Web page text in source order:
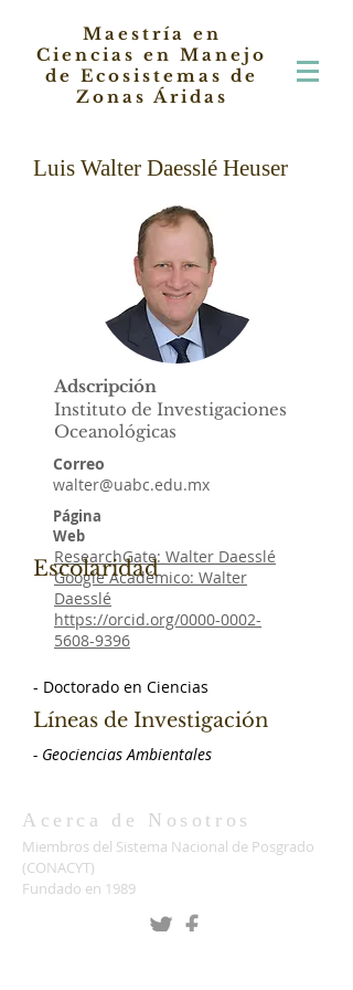
Maestría en
Ciencias en Manejo
de Ecosistemas de
Zonas Áridas
Luis Walter Daesslé Heuser
Adscripción
Instituto de Investigaciones
Oceanológicas
Correo
walter@uabc.edu.mx
Página
Web
ResearchGate: Walter Daesslé
Google Académico: Walter
Daesslé
https://orcid.org/0000-0002-
5608-9396
Escolaridad
- Doctorado en Ciencias
Líneas de Investigación
- Geociencias Ambientales
Acerca de Nosotros
Miembros del Sistema Nacional de Posgrado
(CONACYT)
Fundado en 1989